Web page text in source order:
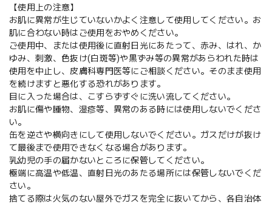
【使用上の注意】
お肌に異常が生じていないかよく注意して使用してください。お
肌に合わない時はご使用をおやめください。
ご使用中、または使用後に直射日光にあたって、赤み、はれ、か
ゆみ、刺激、色抜け(白斑等)や黒ずみ等の異常があらわれた時は
使用を中止し、皮膚科専門医等にご相談ください。そのまま使用
を続けますと悪化する恐れがあります。
目に入った場合は、こすらずすぐに洗い流してください。
お肌に傷や腫物、湿疹等、異常のある時には使用しないでくださ
い。
缶を逆さや横向きにして使用しないでください。ガスだけが抜け
て最後まで使用できなくなる場合があります。
乳幼児の手の届かないところに保管してください。
極端に高温や低温、直射日光のあたる場所には保管しないでくだ
さい。
捨てる際は火気のない屋外でガスを完全に抜いてから、各自治体